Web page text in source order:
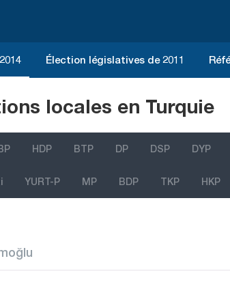
Élection législatives de 2011
locales en Turquie
HDP BTP DP DSP DYP
YURT-P MP BDP TKP HKP